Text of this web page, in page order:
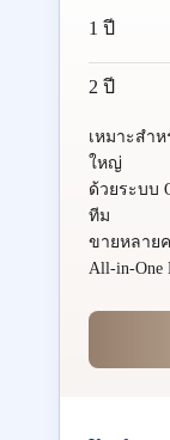
1 ปี
2 ปี
เหมาะสำ
ใหญ่
ด้วยระบบ
ทีม
ขายหลาย
All-in-One